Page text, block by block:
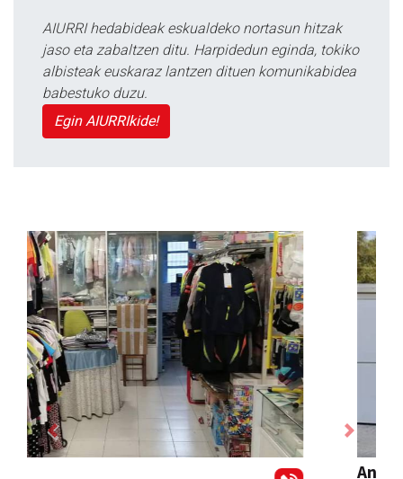
AIURRI hedabideak eskualdeko nortasun hitzak
jaso eta zabaltzen ditu. Harpidedun eginda, tokiko
albisteak euskaraz lantzen dituen komunikabidea
babestuko duzu.
Egin AIURRIkide!
Previous Next